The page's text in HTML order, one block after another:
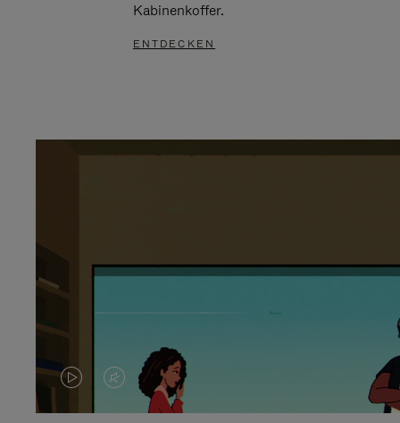
Kabinenkoffer.
ENTDECKEN
DASVIDEO